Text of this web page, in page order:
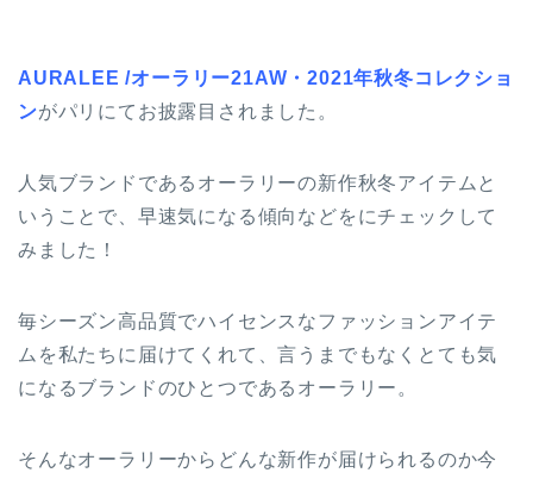
AURALEE /オーラリー21AW・2021年秋冬コレクショ
ンがパリにてお披露目されました。
人気ブランドであるオーラリーの新作秋冬アイテムと
いうことで、早速気になる傾向などをにチェックして
みました！
毎シーズン高品質でハイセンスなファッションアイテ
ムを私たちに届けてくれて、言うまでもなくとても気
になるブランドのひとつであるオーラリー。
そんなオーラリーからどんな新作が届けられるのか今